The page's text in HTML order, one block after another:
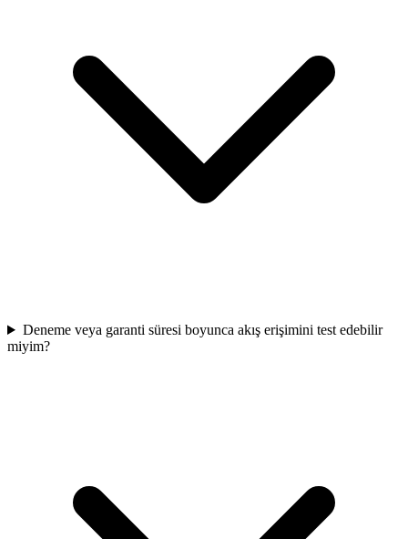
Deneme veya garanti süresi boyunca akış erişimini test edebilir
miyim?